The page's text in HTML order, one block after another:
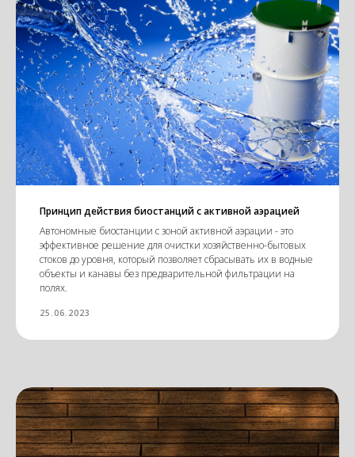
Принцип действия биостанций с активной аэрацией
Автономные биостанции с зоной активной аэрации - это
эффективное решение для очистки хозяйственно-бытовых
стоков до уровня, который позволяет сбрасывать их в водные
объекты и канавы без предварительной фильтрации на
полях.
25.06.2023